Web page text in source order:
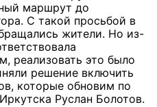
маршрут до
С такой просьбой в
жители. Но из-
реализовать это было
решение включить
которые обновим по
Руслан Болотов.